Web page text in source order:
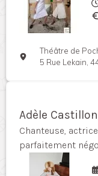
Théâtre de
5 Rue Lekain,
Adèle Castillon
Chanteuse,
parfaitement